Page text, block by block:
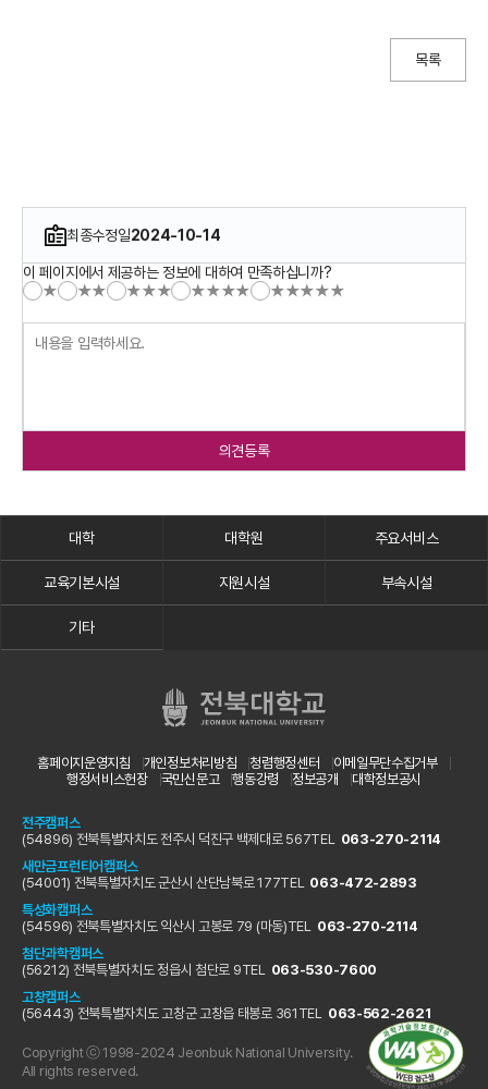
목록
최종수정일2024-10-14
이 페이지에서 제공하는 정보에 대하여 만족하십니까?
★
★★ ★★★ ★★★★ ★★★★★
의견등록
대학 대학원 주요서비스
교육기본시설 지원시설 부속시설
기타
홈페이지운영지침 개인정보처리방침 청렴행정센터
이메일무단수집거부
행정서비스헌장
국민신문고 행동강령 정보공개 대학정보공시
전주캠퍼스
(54896) 전북특별자치도 전주시 덕진구 백제대로 567TEL 063-270-2114
새만금프런티어캠퍼스
(54001) 전북특별자치도 군산시 산단남북로 177TEL 063-472-2893
특성화캠퍼스
(54596) 전북특별자치도 익산시 고봉로 79 (마동)TEL 063-270-2114
첨단과학캠퍼스
(56212) 전북특별자치도 정읍시 첨단로 9TEL 063-530-7600
고창캠퍼스
(56443) 전북특별자치도 고창군 고창읍 태봉로 361 TEL 063-562-2621
Copyright ⓒ 1998-2024 Jeonbuk National University.
All rights reserved.